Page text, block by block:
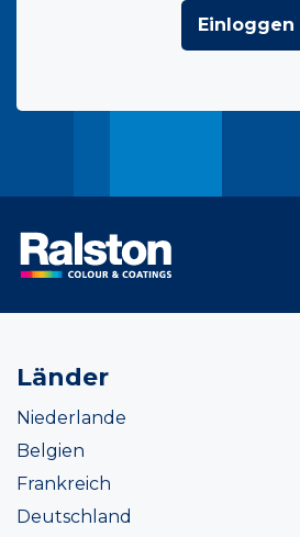
Einloggen
Länder
Niederlande
Belgien
Frankreich
Deutschland